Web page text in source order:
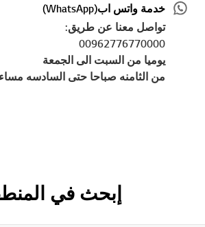
خدمة واتس اب(WhatsApp)
تواصل معنا عن طريق:
00962776770000
يوميا من السبت الى الجمعة
من الثامنه صباحا حتى السادسه
إبحث في